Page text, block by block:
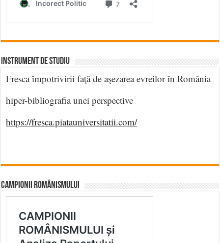
INSTRUMENT DE STUDIU
Fresca împotrivirii faţă de aşezarea evreilor în România
hiper-bibliografia unei perspective
https://fresca.piatauniversitatii.com/
CAMPIONII ROMÂNISMULUI